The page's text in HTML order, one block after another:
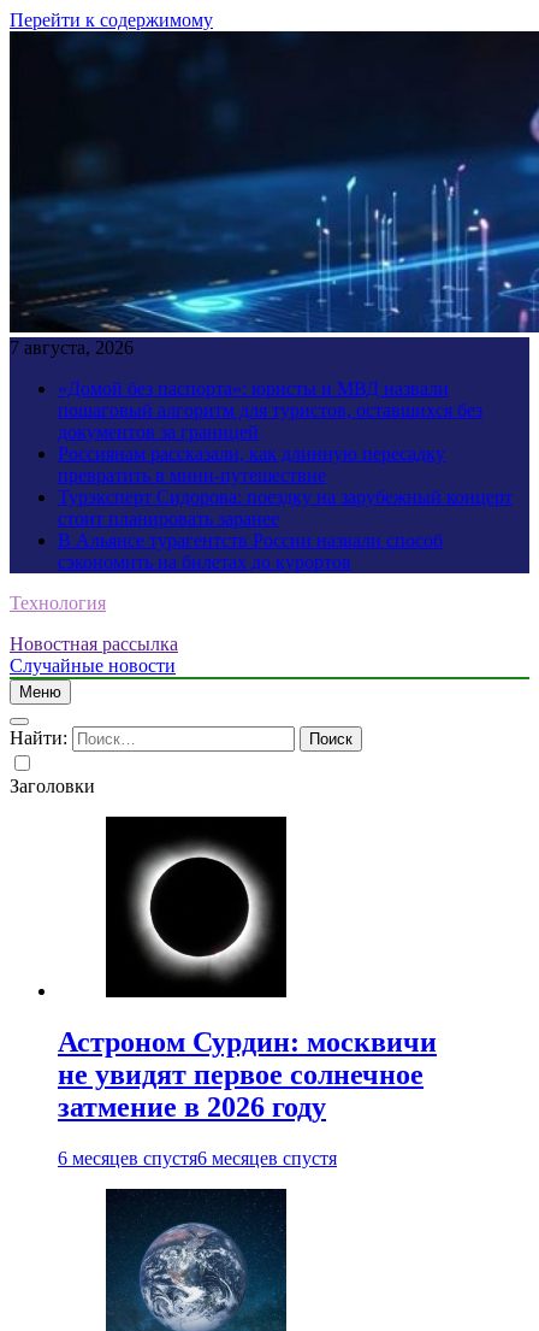
Перейти к содержимому
7 августа, 2026
«Домой без паспорта»: юристы и МВД назвали
пошаговый алгоритм для туристов, оставшихся без
документов за границей
Россиянам рассказали, как длинную пересадку
превратить в мини-путешествие
Турэксперт Сидорова: поездку на зарубежный концерт
стоит планировать заранее
В Альянсе турагентств России назвали способ
сэкономить на билетах до курортов
Технология
Новостная рассылка
Случайные новости
Меню
Найти:
Заголовки
Астроном Сурдин: москвичи
не увидят первое солнечное
затмение в 2026 году
6 месяцев спустя6 месяцев спустя